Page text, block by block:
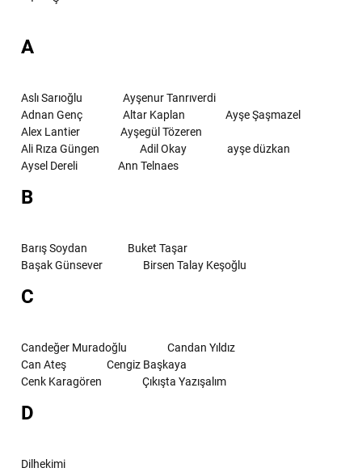
A
Aslı Sarıoğlu
Ayşenur Tanrıverdi
Adnan Genç
Altar Kaplan
Ayşe Şaşmazel
Alex Lantier
Ayşegül Tözeren
Ali Rıza Güngen
Adil Okay
ayşe düzkan
Aysel Dereli
Ann Telnaes
B
Barış Soydan
Buket Taşar
Başak Günsever
Birsen Talay Keşoğlu
C
Candeğer Muradoğlu
Candan Yıldız
Can Ateş
Cengiz Başkaya
Cenk Karagören
Çıkışta Yazışalım
D
Dilhekimi